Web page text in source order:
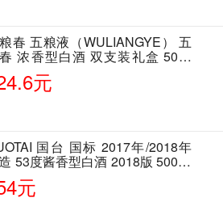
春 五粮液（WULIANGYE） 五
浓香型白酒 双支装礼盒 50度
瓶 含酒具
元
国台 国标 2017年/2018年
53度酱香型白酒 2018版 500ml
瓶装元